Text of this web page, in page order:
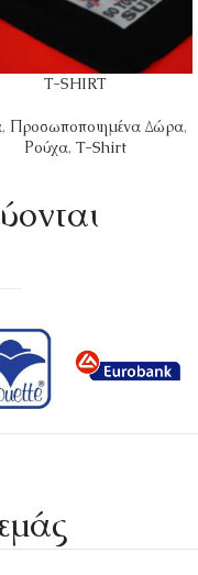
T-SHIRT
, Προσωποποιημένα Δώρα,
Ρούχα, T-Shirt